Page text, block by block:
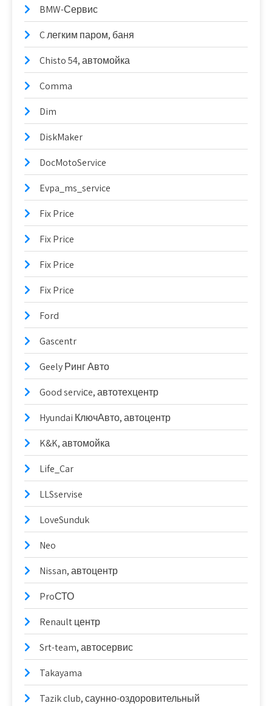
BMW-Сервис
C легким паром, баня
Chisto 54, автомойка
Comma
Dim
DiskMaker
DocMotoService
Evpa_ms_service
Fix Price
Fix Price
Fix Price
Fix Price
Ford
Gascentr
Geely Ринг Авто
Good serviсe, автотехцентр
Hyundai КлючАвто, автоцентр
K&K, автомойка
Life_Car
LLSservise
LoveSunduk
Neo
Nissan, автоцентр
ProСТО
Renault центр
Srt-team, автосервис
Takayama
Tazik club, саунно-оздоровительный